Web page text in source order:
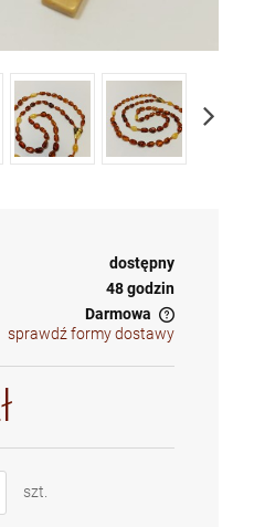
dostępny
48 godzin
Darmowa
kosztów płatności
sprawdź formy dostawy
szt.